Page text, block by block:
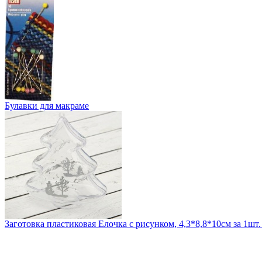
Булавки для макраме
Заготовка пластиковая Елочка с рисунком, 4,3*8,8*10см за